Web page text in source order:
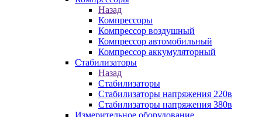
Назад
Компрессоры
Компрессор воздушный
Компрессор автомобильный
Компрессор аккумуляторный
Стабилизаторы
Назад
Стабилизаторы
Стабилизаторы напряжения 220в
Стабилизаторы напряжения 380в
Измерительное оборудование